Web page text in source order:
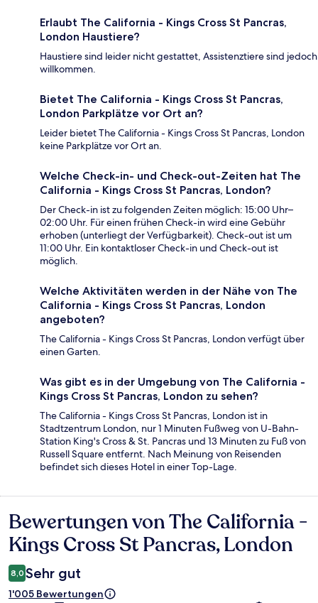
Erlaubt The California - Kings Cross St Pancras,
London Haustiere?
Haustiere sind leider nicht gestattet, Assistenztiere sind jedoch
willkommen.
Bietet The California - Kings Cross St Pancras,
London Parkplätze vor Ort an?
Leider bietet The California - Kings Cross St Pancras, London
keine Parkplätze vor Ort an.
Welche Check-in- und Check-out-Zeiten hat The
California - Kings Cross St Pancras, London?
Der Check-in ist zu folgenden Zeiten möglich: 15:00 Uhr–
02:00 Uhr. Für einen frühen Check-in wird eine Gebühr
erhoben (unterliegt der Verfügbarkeit). Check-out ist um
11:00 Uhr. Ein kontaktloser Check-in und Check-out ist
möglich.
Welche Aktivitäten werden in der Nähe von The
California - Kings Cross St Pancras, London
angeboten?
The California - Kings Cross St Pancras, London verfügt über
einen Garten.
Was gibt es in der Umgebung von The California -
Kings Cross St Pancras, London zu sehen?
The California - Kings Cross St Pancras, London ist in
Stadtzentrum London, nur 1 Minuten Fußweg von U-Bahn-
Station King's Cross & St. Pancras und 13 Minuten zu Fuß von
Russell Square entfernt. Nach Meinung von Reisenden
befindet sich dieses Hotel in einer Top-Lage.
Bewertungen
Bewertungen von The California -
Kings Cross St Pancras, London
8,0 Sehr gut
1'005 Bewertungen